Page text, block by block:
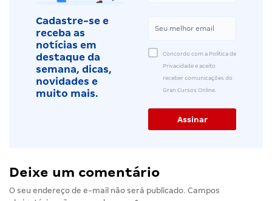
Cadastre-se e
receba as
notícias em
destaque da
semana, dicas,
novidades e
muito mais.
Concordo com a Política de
Privacidade e aceito
receber comunicações do
Gran Cursos Online.
Deixe um comentário
O seu endereço de e-mail não será publicado. Campos